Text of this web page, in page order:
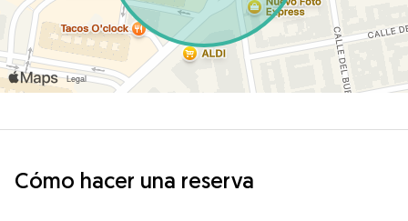
Cómo hacer una reserva